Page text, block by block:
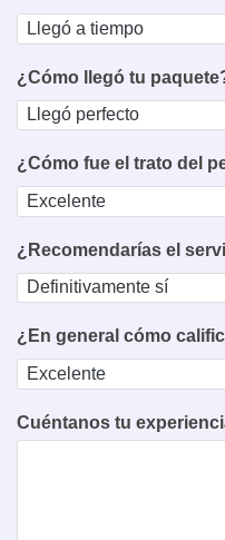
¿Cómo llegó tu
¿Cómo fue el trato del
¿Recomendarías el
¿En general cómo
Cuéntanos tu